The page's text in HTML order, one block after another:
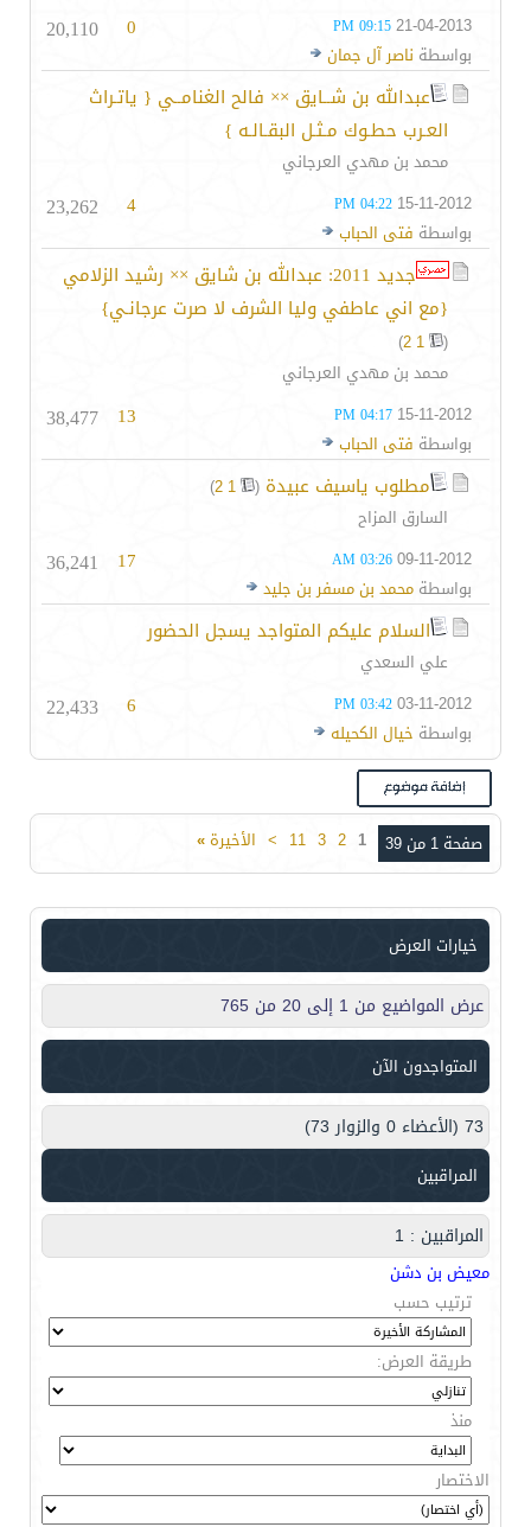
21-04-2013
09:15 PM
بواسطة ناصر آل جمان
0
20,110
عبدالله بن شــايق ×× فالح الغنامــي { ياتـراث
العـرب حطـوك مـثـل البقـالـه }
محمد بن مهدي العرجاني
15-11-2012
04:22 PM
بواسطة فتى الحباب
4
23,262
جديد 2011: عبدالله بن شايق ×× رشيد الزلامي
{مع اني عاطفي وليا الشرف لا صرت عرجانـي}
(
1
2
)
محمد بن مهدي العرجاني
15-11-2012
04:17 PM
بواسطة فتى الحباب
13
38,477
مطلوب ياسيف عبيدة (
1
2
)
السارق المزاح
09-11-2012
03:26 AM
بواسطة محمد بن مسفر بن جليد
17
36,241
السلام عليكم المتواجد يسجل الحضور
علي السعدي
03-11-2012
03:42 PM
بواسطة خيال الكحيله
6
22,433
صفحة 1 من 39 1
2
3
11
> الأخيرة»
خيارات العرض
عرض المواضيع من 1 إلى 20 من 765
المتواجدون الآن
73 (الأعضاء 0 والزوار 73)
المراقبين
المراقبين : 1
معيض بن دشن
ترتيب حسب
طريقة العرض:
منذ
الاختصار